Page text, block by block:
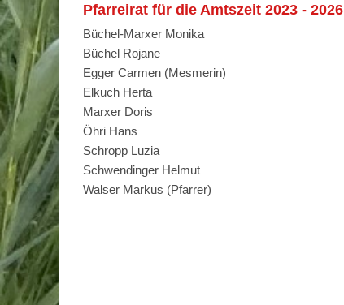
Pfarreirat für die Amtszeit 2023 - 2026
Büchel-Marxer Monika
Büchel Rojane
Egger Carmen (Mesmerin)
Elkuch Herta
Marxer Doris
Öhri Hans
Schropp Luzia
Schwendinger Helmut
Walser Markus (Pfarrer)